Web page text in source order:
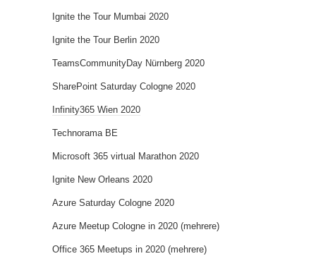
Ignite the Tour Mumbai 2020
Ignite the Tour Berlin 2020
TeamsCommunityDay Nürnberg 2020
SharePoint Saturday Cologne 2020
Infinity365 Wien 2020
Technorama BE
Microsoft 365 virtual Marathon 2020
Ignite New Orleans 2020
Azure Saturday Cologne 2020
Azure Meetup Cologne in 2020 (mehrere)
Office 365 Meetups in 2020 (mehrere)